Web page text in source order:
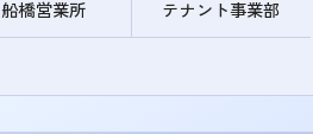
船橋営業所 テナント事業部